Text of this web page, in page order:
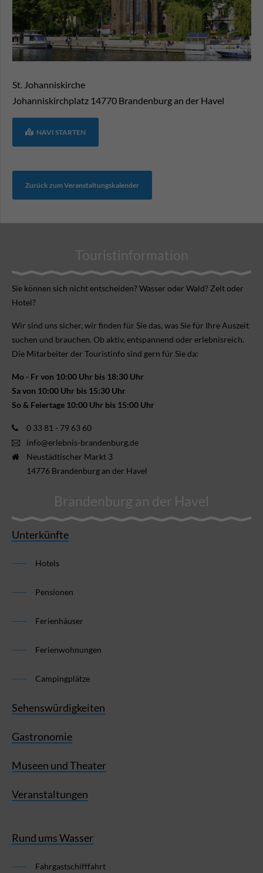
St. Johanniskirche
Johanniskirchplatz 14770 Brandenburg an der Havel
NAVI STARTEN
Zurück zum Veranstaltungskalender
Touristinformation
Sie können sich nicht ent­scheiden? Wasser oder Wald? Zelt oder
Hotel?
Wir sind uns sicher, wir finden für Sie das, was Sie für Ihre Aus­zeit
suchen und brauchen. Ob aktiv, ent­spannend oder erlebnis­reich.
Die Mitarbeiter der Touristinfo sind gern für Sie da:
Mo - Fr von 10:00 Uhr bis 18:30 Uhr
Sa von 10:00 Uhr bis 15:30 Uhr
So & Feiertage 10:00 Uhr bis 15:00 Uhr
0 33 81 - 79 63 60
info@erlebnis-brandenburg.de
Neustädtischer Markt 3
14776 Brandenburg an der Havel
Brandenburg an der Havel
Unterkünfte
Hotels
Pensionen
Ferienhäuser
Ferienwohnungen
Campingplätze
Sehenswürdigkeiten
Gastronomie
Museen und Theater
Veranstaltungen
Rund ums Wasser
Fahrgastschifffahrt